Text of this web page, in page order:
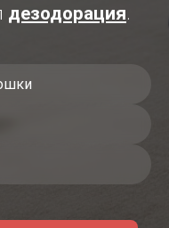
дезодорация.